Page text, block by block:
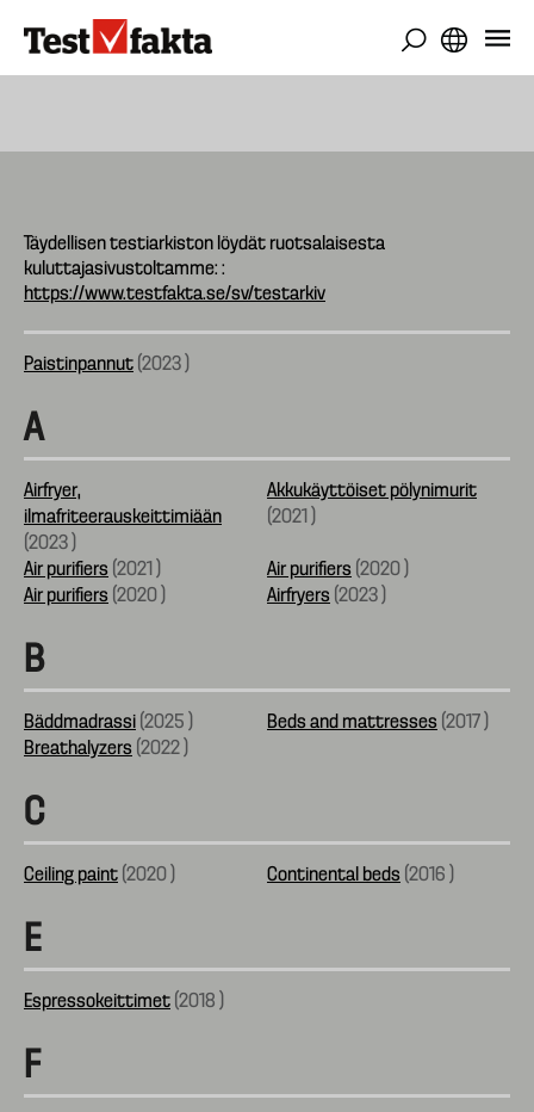
pääsisältöön
Täydellisen testiarkiston löydät ruotsalaisesta
kuluttajasivustoltamme: :
https://www.testfakta.se/sv/testarkiv
Paistinpannut (2023 )
A
Airfryer,
ilmafriteerauskeittimiään
(2023 )
Akkukäyttöiset pölynimurit
(2021 )
Air purifiers (2021 ) Air purifiers (2020 )
Air purifiers (2020 ) Airfryers (2023 )
B
Bäddmadrassi (2025 ) Beds and mattresses (2017 )
Breathalyzers (2022 )
C
Ceiling paint (2020 ) Continental beds (2016 )
E
Espressokeittimet (2018 )
F